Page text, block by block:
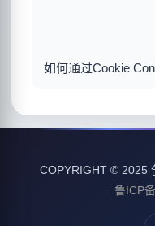
COPYRIGHT © 2025
鲁ICP